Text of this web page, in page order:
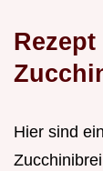
Hier sind